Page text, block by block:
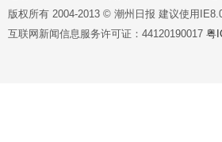
版权所有 2004-2013 © 潮州日报 建议使用
互联网新闻信息服务许可证：44120190017 粤